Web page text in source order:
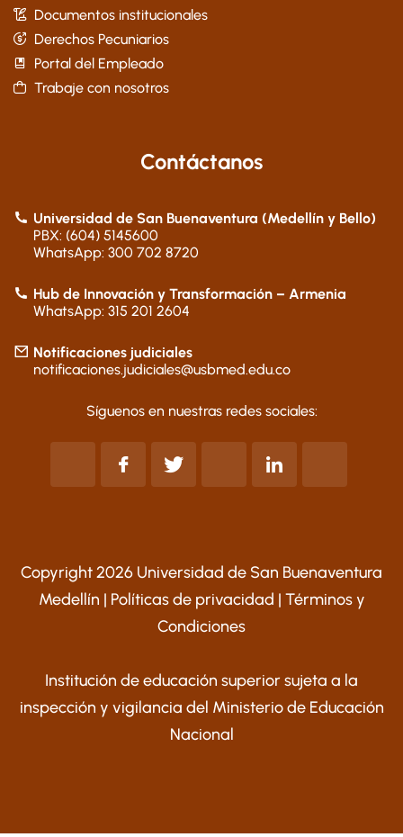
Documentos institucionales
Derechos Pecuniarios
Portal del Empleado
Trabaje con nosotros
Contáctanos
Universidad de San Buenaventura (Medellín y Bello)
PBX: (604) 5145600
WhatsApp: 300 702 8720
Hub de Innovación y Transformación – Armenia
WhatsApp: 315 201 2604
Notificaciones judiciales
notificaciones.judiciales@usbmed.edu.co
Síguenos en nuestras redes sociales:
Copyright 2026 Universidad de San Buenaventura
Medellín | Políticas de privacidad | Términos y
Condiciones
Institución de educación superior sujeta a la
inspección y vigilancia del Ministerio de Educación
Nacional